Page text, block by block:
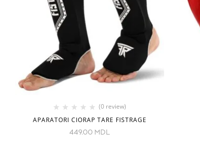
(0 review)
APARATORI CIORAP TARE FISTRAGE
449.00 MDL